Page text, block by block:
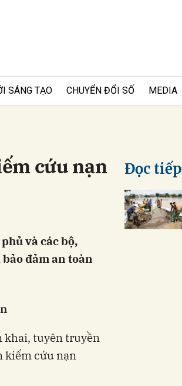
SÁNG TẠO CHUYỂN ĐỔI SỐ MEDIA
cứu nạn
và các bộ,
đảm an toàn
khai, tuyên truyền
kiếm cứu nạn
Đọc tiếp
Gửi